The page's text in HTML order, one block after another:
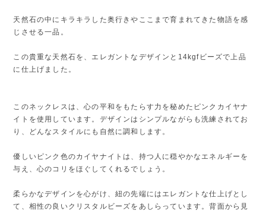
天然石の中にキラキラした奥行きやここまで育まれてきた物語を感
じさせる一品。
この貴重な天然石を、エレガントなデザインと14kgfビーズで上品
に仕上げました。
このネックレスは、心の平和をもたらす力を秘めたピンクカイヤナ
イトを使用しています。デザインはシンプルながらも洗練されてお
り、どんなスタイルにも自然に調和します。
優しいピンク色のカイヤナイトは、持つ人に穏やかなエネルギーを
与え、心のコリをほぐしてくれるでしょう。
柔らかなデザインを心がけ、紐の先端にはエレガントな仕上げとし
て、相性の良いクリスタルビーズをあしらっています。背面から見